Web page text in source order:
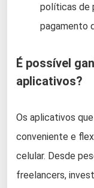
políticas de
pagamento
É possível
aplicativos?
Os aplicativos
conveniente e
celular. Desde
freelancers,